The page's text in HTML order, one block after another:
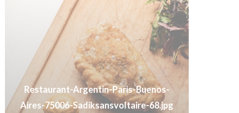
Restaurant-Argentin-Paris-Buenos-
Aires-75006-Sadiksansvoltaire-68.jpg